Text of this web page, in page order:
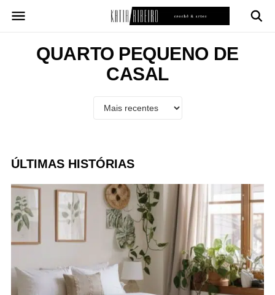
para
conteúdoQUARTO PEQUENO DE
CASAL
ÚLTIMAS HISTÓRIAS